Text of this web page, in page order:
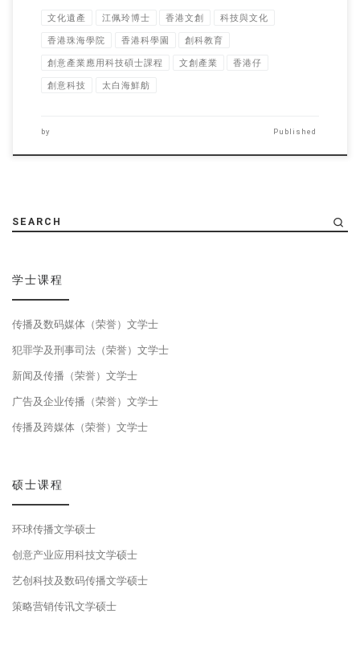
文化遺產 江佩玲博士 香港文創 科技與文化
香港珠海學院 香港科學園 創科教育
創意產業應用科技碩士課程 文創產業 香港仔
創意科技 太白海鮮舫
by Published
SEARCH
学士课程
传播及数码媒体（荣誉）文学士
犯罪学及刑事司法（荣誉）文学士
新闻及传播（荣誉）文学士
广告及企业传播（荣誉）文学士
传播及跨媒体（荣誉）文学士
硕士课程
环球传播文学硕士
创意产业应用科技文学硕士
艺创科技及数码传播文学硕士
策略营销传讯文学硕士